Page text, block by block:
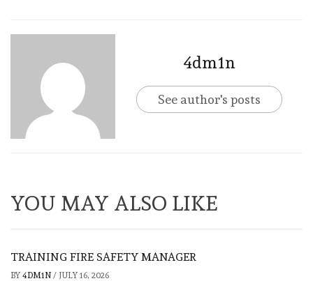
4dm1n
See author's posts
YOU MAY ALSO LIKE
TRAINING FIRE SAFETY MANAGER
BY 4DM1N / JULY 16, 2026